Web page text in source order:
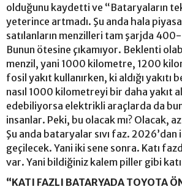
olduğunu kaydetti ve “Bataryaların
yeterince artmadı. Şu anda hala
satılanların menzilleri tam şarjda
Bunun ötesine çıkamıyor. Beklenti
menzil, yani 1000 kilometre, 1200
fosil yakıt kullanırken, ki aldığı yakıtı
nasıl 1000 kilometreyi bir daha yakıt
edebiliyorsa elektrikli araçlarda da
insanlar. Peki, bu olacak mı? Olacak,
Şu anda bataryalar sıvı faz.
geçilecek. Yani iki sene sonra. Katı
var. Yani bildiğiniz kalem piller gibi
“KATI FAZLI BATARYADA TOYOTA